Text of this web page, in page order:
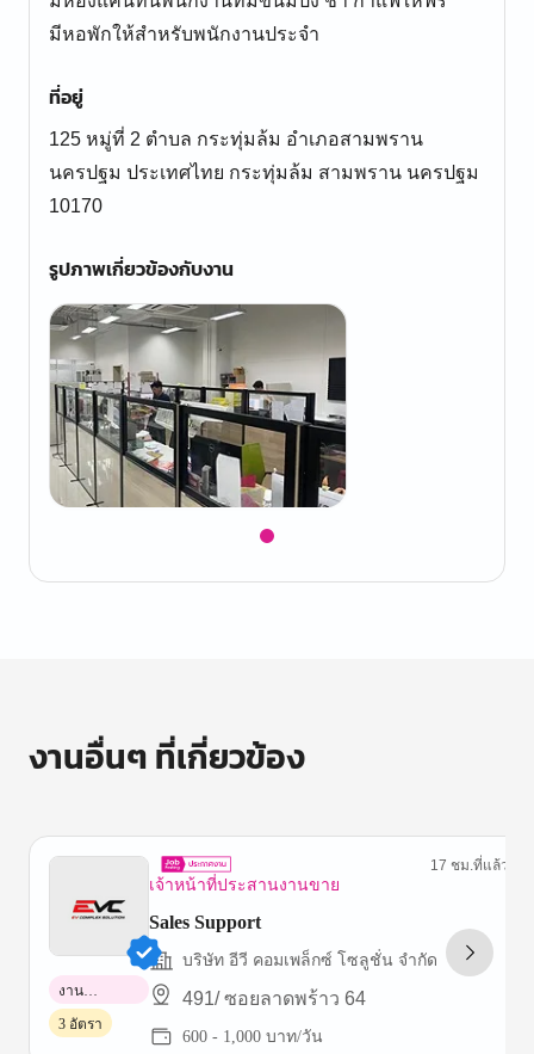
มีหอพักให้สำหรับพนักงานประจำ
ที่อยู่
125 หมู่ที่ 2 ตำบล กระทุ่มล้ม อำเภอสามพราน
นครปฐม ประเทศไทย กระทุ่มล้ม สามพราน นครปฐม
10170
รูปภาพเกี่ยวข้องกับงาน
งานอื่นๆ ที่เกี่ยวข้อง
เจ้าหน้าที่ประสานงานขาย
17 ชม.ที่แล้ว
Sales Support
บริษัท อีวี คอมเพล็กซ์ โซลูชั่น จำกัด
491/ ซอยลาดพร้าว 64
600 - 1,000 บาท/วัน
งาน
พาร์ทไทม์
3 อัตรา